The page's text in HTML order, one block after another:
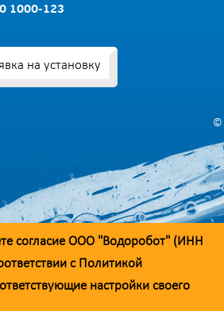
1000-123
на установку
©
обращение на адрес линии доверия:
согласие ООО "Водоробот" (ИНН
с Политикой
настройки своего